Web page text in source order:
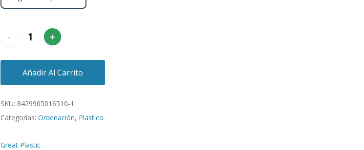
Añadir Al Carrito
SKU: 8429905016510-1
Categorías: Ordenación, Plastico
Great Plastic